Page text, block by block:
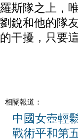
羅斯隊之上，
劉銳和他的隊
的干擾，只要
相關報道：
中國女壺輕
戰術平和第